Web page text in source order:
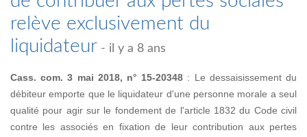
relève exclusivement du
liquidateur - il y a 8 ans
Cass. com. 3 mai 2018, n° 15-20348 : Le dessaisissement du
débiteur emporte que le liquidateur d'une personne morale a seul
qualité pour agir sur le fondement de l'article 1832 du Code civil
contre les associés en fixation de leur contribution aux pertes